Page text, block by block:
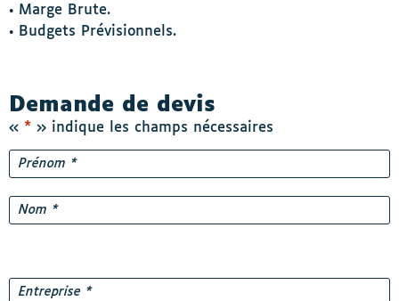
• Marge Brute.
• Budgets Prévisionnels.
Demande de devis
« * » indique les champs nécessaires
Nom*
Prénom
Entreprise *